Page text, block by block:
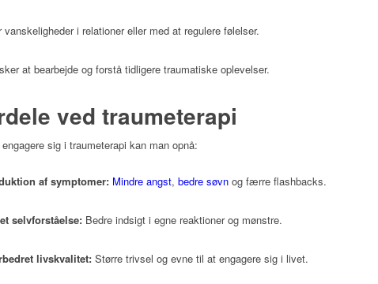
vanskeligheder i relationer eller med at regulere følelser.
at bearbejde og forstå tidligere traumatiske oplevelser.
ved traumeterapi
sig i traumeterapi kan man opnå:
af symptomer: Mindre angst, bedre søvn og færre flashbacks.
selvforståelse: Bedre indsigt i egne reaktioner og mønstre.
livskvalitet: Større trivsel og evne til at engagere sig i livet.